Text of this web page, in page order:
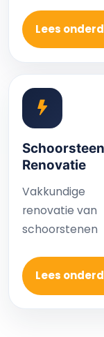
Lees
Schoorsteen
Renovatie
Vakkundige
renovatie van
schoorstenen
Lees